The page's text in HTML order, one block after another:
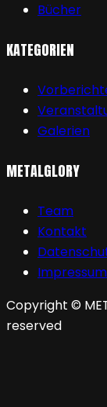
Bücher
KATEGORIEN
Galerien
METALGLORY
Team
Kontakt
Impressum
Copyright ©
reserved